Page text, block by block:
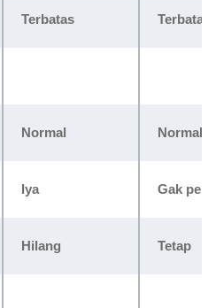
Terbatas Terbatas
Normal Normal
Iya Gak
Hilang Tetap